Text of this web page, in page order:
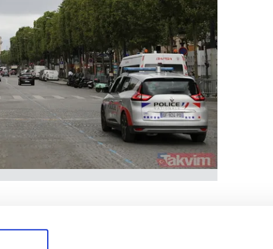
Şanzelize Bulvarı geniş bir tarla
Henry'nin eşi Marie de' Medici bölgenin